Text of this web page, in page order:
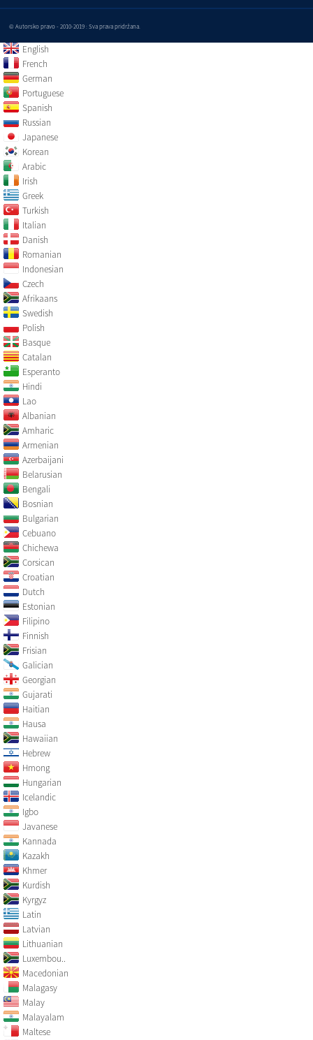
© Autorsko pravo - 2010-2019 : Sva prava pridržana.
English
French
German
Portuguese
Spanish
Russian
Japanese
Korean
Arabic
Irish
Greek
Turkish
Italian
Danish
Romanian
Indonesian
Czech
Afrikaans
Swedish
Polish
Basque
Catalan
Esperanto
Hindi
Lao
Albanian
Amharic
Armenian
Azerbaijani
Belarusian
Bengali
Bosnian
Bulgarian
Cebuano
Chichewa
Corsican
Croatian
Dutch
Estonian
Filipino
Finnish
Frisian
Galician
Georgian
Gujarati
Haitian
Hausa
Hawaiian
Hebrew
Hmong
Hungarian
Icelandic
Igbo
Javanese
Kannada
Kazakh
Khmer
Kurdish
Kyrgyz
Latin
Latvian
Lithuanian
Luxembou..
Macedonian
Malagasy
Malay
Malayalam
Maltese